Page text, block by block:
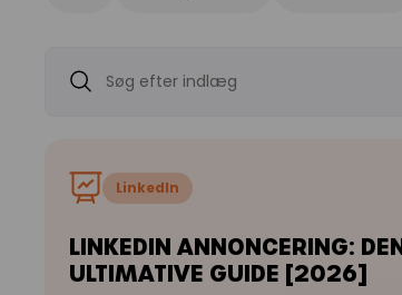
LinkedIn
LINKEDIN ANNONCERING:
ULTIMATIVE GUIDE [2026]